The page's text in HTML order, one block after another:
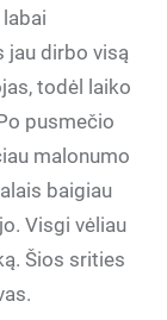
jau dirbo visą
todėl laiko
pusmečio
malonumo
baigiau
Visgi vėliau
Šios srities